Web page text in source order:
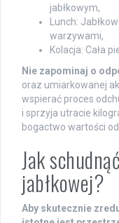
jabłkowym,
Lunch:
warzywami,
Kolacja: Cała
Nie zapominaj o
oraz umiarkowanej
wspierać proces
i sprzyja utracie
bogactwo wartości
Jak
jabłkowej?
Aby skutecznie